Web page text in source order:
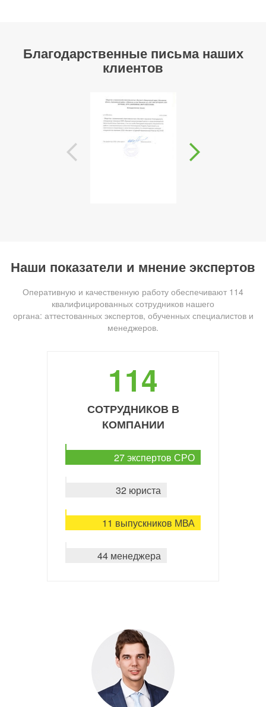
Благодарственные письма наших
клиентов
Наши показатели и мнение экспертов
Оперативную и качественную работу обеспечивают 114
квалифицированных сотрудников нашего
органа: аттестованных экспертов, обученных специалистов и
менеджеров.
114
СОТРУДНИКОВ В
КОМПАНИИ
27 экспертов СРО
32 юриста
11 выпускников МВА
44 менеджера